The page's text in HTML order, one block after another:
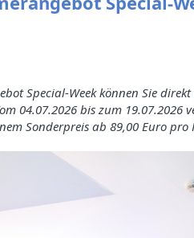
Special-Week können Sie
04.07.2026 bis zum 19.07.2026
Sonderpreis ab 89,00 Euro